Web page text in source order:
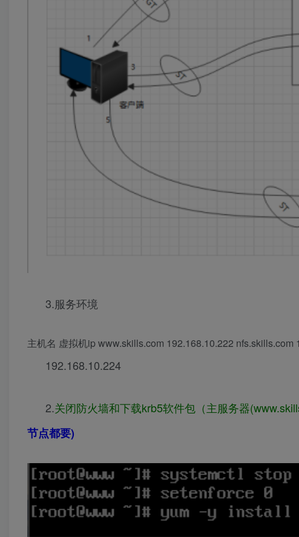
3.服务环境
主机名 虚拟机ip www.skills.com 192.168.10.222
192.168.10.224
2.关闭防火墙和下载krb5软件包（主服务器
节点都要)